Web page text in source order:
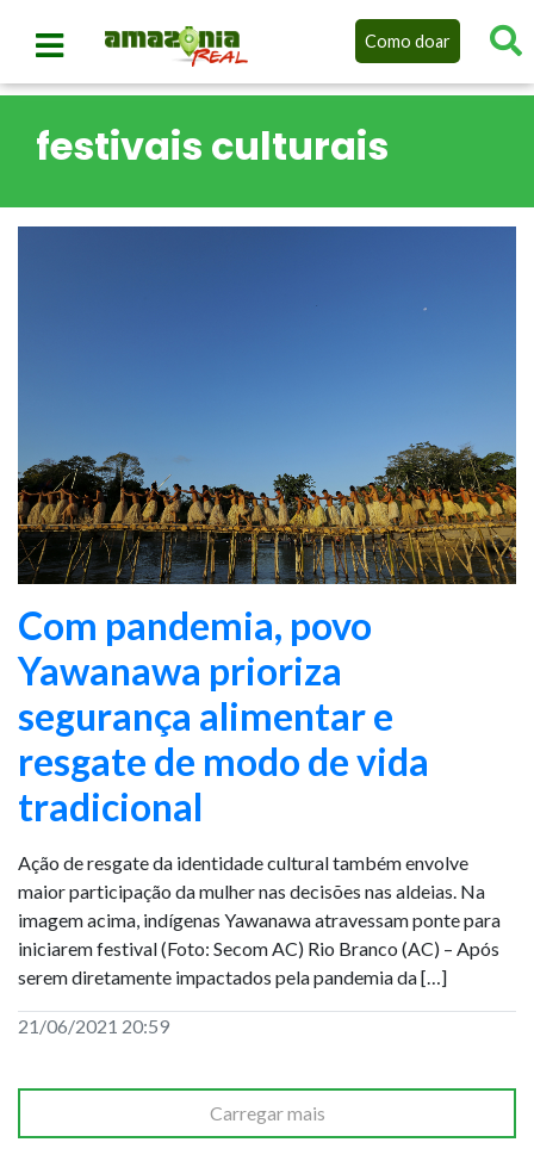
Como doar
festivais culturais
Com pandemia, povo
Yawanawa prioriza
segurança alimentar e
resgate de modo de vida
tradicional
Ação de resgate da identidade cultural também envolve
maior participação da mulher nas decisões nas aldeias. Na
imagem acima, indígenas Yawanawa atravessam ponte para
iniciarem festival (Foto: Secom AC) Rio Branco (AC) – Após
serem diretamente impactados pela pandemia da […]
21/06/2021 20:59
Carregar mais